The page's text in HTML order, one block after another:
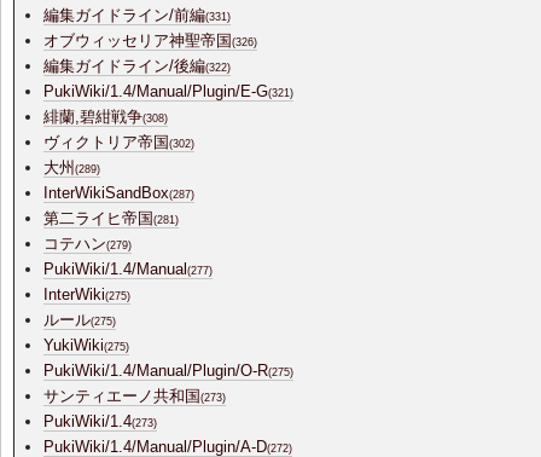
編集ガイドライン/前編(331)
オブウィッセリア神聖帝国(326)
編集ガイドライン/後編(322)
PukiWiki/1.4/Manual/Plugin/E-G(321)
緋蘭,碧紺戦争(308)
ヴィクトリア帝国(302)
大州(289)
InterWikiSandBox(287)
第二ライヒ帝国(281)
コテハン(279)
PukiWiki/1.4/Manual(277)
InterWiki(275)
ルール(275)
YukiWiki(275)
PukiWiki/1.4/Manual/Plugin/O-R(275)
サンティエーノ共和国(273)
PukiWiki/1.4(273)
PukiWiki/1.4/Manual/Plugin/A-D(272)